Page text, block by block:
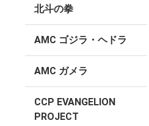
北斗の拳
AMC ゴジラ・ヘドラ
AMC ガメラ
CCP EVANGELION
PROJECT